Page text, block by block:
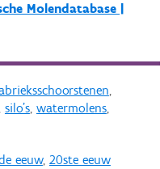
Molendatabase |
,
silo's, watermolens,
eeuw, 20ste eeuw